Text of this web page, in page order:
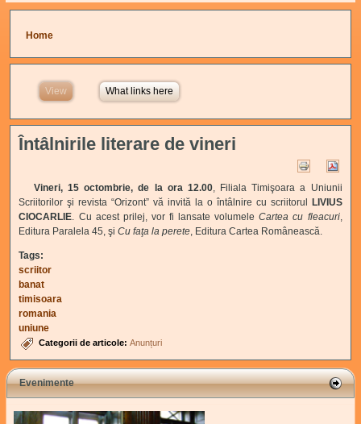
You are here
Home
View (active tab)What links here
Întâlnirile literare de vineri
Vineri, 15 octombrie, de la ora 12.00, Filiala Timişoara a Uniunii
Scriitorilor şi revista “Orizont” vă invită la o întâlnire cu scriitorul
LIVIUS
CIOCARLIE. Cu acest prilej, vor fi lansate volumeleCartea cu fleacuri,
Editura Paralela 45, şiCu faţa la perete, Editura Cartea Românească.
Tags:
scriitor
banat
timisoara
romania
uniune
Categorii de articole:Anunțuri
Evenimente